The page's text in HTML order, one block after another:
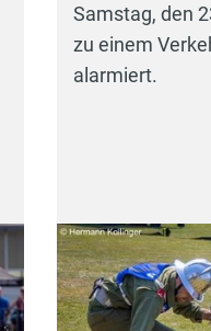
Samstag, den
zu einem
alarmiert.